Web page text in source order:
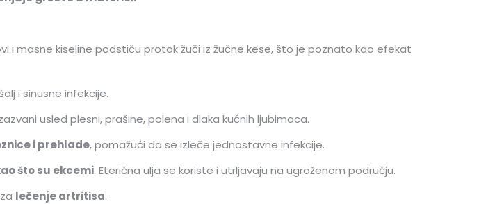
i masne kiseline podstiču protok žuči iz žučne kese, što je poznato kao efekat
i sinusne infekcije.
usled plesni, prašine, polena i dlaka kućnih ljubimaca.
i prehlade, pomažući da se izleče jednostavne infekcije.
što su ekcemi. Eterična ulja se koriste i utrljavaju na ugroženom području.
lečenje artritisa.